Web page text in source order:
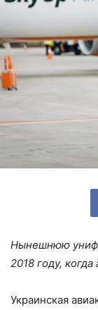
Нынешнюю
2018 году,
Украинская